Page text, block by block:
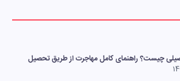
چیست؟ راهنمای کامل مهاجرت از طریق تحصیل